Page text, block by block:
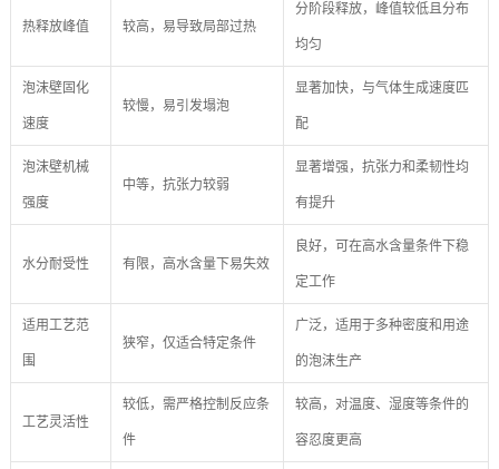
热释放峰值 较高，易导致局部过热
分阶段释放，峰值较低且分布
均匀
泡沫壁固化
速度
较慢，易引发塌泡
显著加快，与气体生成速度匹
配
泡沫壁机械
强度
中等，抗张力较弱
显著增强，抗张力和柔韧性均
有提升
水分耐受性 有限，高水含量下易失效
良好，可在高水含量条件下稳
定工作
适用工艺范
围
狭窄，仅适合特定条件
广泛，适用于多种密度和用途
的泡沫生产
工艺灵活性
较低，需严格控制反应条
件
较高，对温度、湿度等条件的
容忍度更高